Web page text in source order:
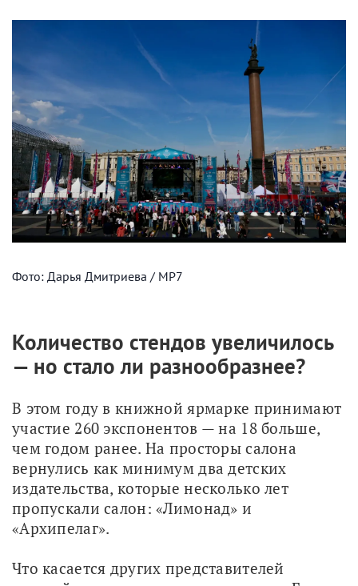
Фото: Дарья Дмитриева / МР7
Количество стендов увеличилось
— но стало ли разнообразнее?
В этом году в книжной ярмарке принимают
участие 260 экспонентов — на 18 больше,
чем годом ранее. На просторы салона
вернулись как минимум два детских
издательства, которые несколько лет
пропускали салон: «Лимонад» и
«Архипелаг».
Что касается других представителей